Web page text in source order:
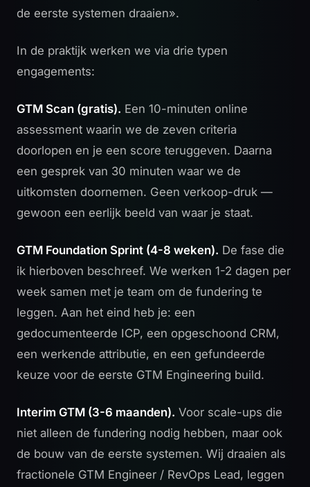
de eerste systemen draaien».
In de praktijk werken we via drie typen
engagements:
GTM Scan (gratis). Een 10-minuten online
assessment waarin we de zeven criteria
doorlopen en je een score teruggeven. Daarna
een gesprek van 30 minuten waar we de
uitkomsten doornemen. Geen verkoop-druk —
gewoon een eerlijk beeld van waar je staat.
GTM Foundation Sprint (4-8 weken). De fase die
ik hierboven beschreef. We werken 1-2 dagen per
week samen met je team om de fundering te
leggen. Aan het eind heb je: een
gedocumenteerde ICP, een opgeschoond CRM,
een werkende attributie, en een gefundeerde
keuze voor de eerste GTM Engineering build.
Interim GTM (3-6 maanden). Voor scale-ups die
niet alleen de fundering nodig hebben, maar ook
de bouw van de eerste systemen. Wij draaien als
fractionele GTM Engineer / RevOps Lead, leggen